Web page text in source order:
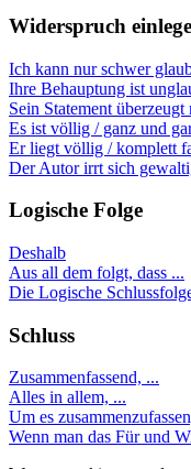
Widerspruch
Ich kann nur schwer
Ihre Behauptung ist
Sein Statement
Es ist völlig / ganz und
Er liegt völlig / komplett
Der Autor irrt sich
Logische Folge
Deshalb
Aus all dem folgt, dass ...
Die Logische
Schluss
Zusammenfassend, ...
Alles in allem, ...
Um es
Wenn man das Für und